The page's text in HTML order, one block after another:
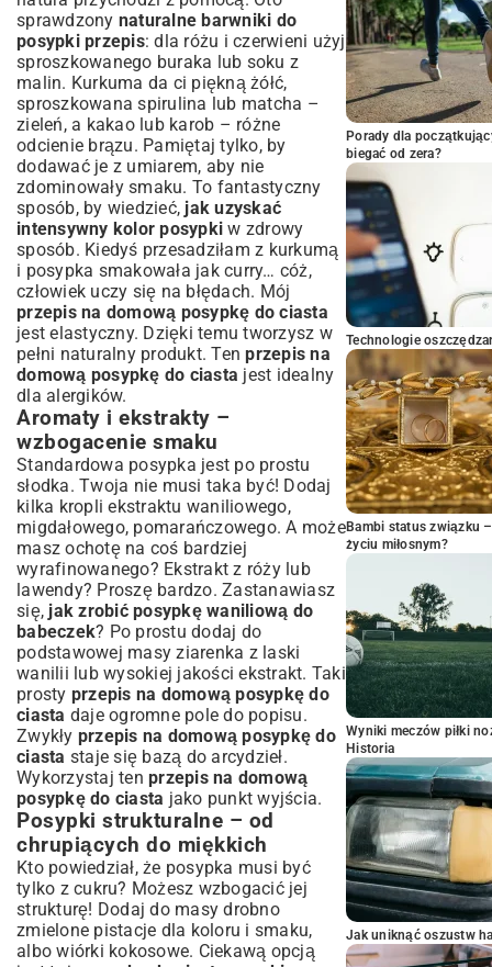
sprawdzony naturalne barwniki do
posypki przepis: dla różu i czerwieni użyj
sproszkowanego buraka lub soku z
malin. Kurkuma da ci piękną żółć,
sproszkowana spirulina lub matcha –
zieleń, a kakao lub karob – różne
odcienie brązu. Pamiętaj tylko, by
dodawać je z umiarem, aby nie
zdominowały smaku. To fantastyczny
sposób, by wiedzieć, jak uzyskać
intensywny kolor posypki w zdrowy
sposób. Kiedyś przesadziłam z kurkumą
i posypka smakowała jak curry… cóż,
człowiek uczy się na błędach. Mój
przepis na domową posypkę do ciasta
jest elastyczny. Dzięki temu tworzysz w
pełni naturalny produkt. Tenprzepis na
domową posypkę do ciasta jest idealny
dla alergików.
Aromaty i ekstrakty –
wzbogacenie smaku
Standardowa posypka jest po prostu
słodka. Twoja nie musi taka być! Dodaj
kilka kropli ekstraktu waniliowego,
migdałowego, pomarańczowego. A może
masz ochotę na coś bardziej
wyrafinowanego? Ekstrakt z róży lub
lawendy? Proszę bardzo. Zastanawiasz
się, jak zrobić posypkę waniliową do
babeczek? Po prostu dodaj do
podstawowej masy ziarenka z laski
wanilii lub wysokiej jakości ekstrakt. Taki
prosty przepis na domową posypkę do
ciasta daje ogromne pole do popisu.
Zwykły przepis na domową posypkę do
ciasta staje się bazą do arcydzieł.
Wykorzystaj ten przepis na domową
posypkę do ciasta jako punkt wyjścia.
Posypki strukturalne – od
chrupiących do miękkich
Kto powiedział, że posypka musi być
tylko z cukru? Możesz wzbogacić jej
strukturę! Dodaj do masy drobno
zmielone pistacje dla koloru i smaku,
albo wiórki kokosowe. Ciekawą opcją
Porady dla
biegać od zera?
Technologie
Bambi status związku
życiu miłosnym?
Wyniki meczów piłki
Historia
Jak uniknąć oszustw